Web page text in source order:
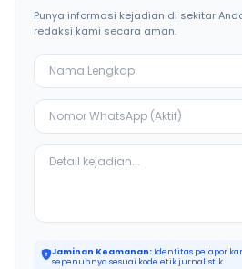
Punya informasi kejadian di sekitar
redaksi kami secara aman.
Jaminan Keamanan: Identitas pelapor
sepenuhnya sesuai kode etik jurnalistik.